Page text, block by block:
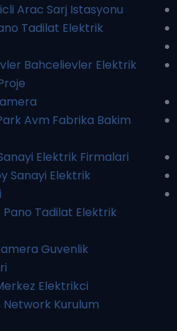
Arac Sarj Istasyonu
Tadilat Elektrik
Bahcelievler Elektrik
Avm Fabrika Bakim
Elektrik Firmalari
Sanayi Elektrik
Pano Tadilat Elektrik
Guvenlik
Elektrikci
Kurulum